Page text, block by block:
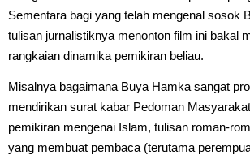
Sementara bagi yang telah mengenal sosok
tulisan jurnalistiknya menonton film ini bakal
rangkaian dinamika pemikiran beliau.
Misalnya bagaimana Buya Hamka sangat
mendirikan surat kabar Pedoman
pemikiran mengenai Islam, tulisan roman-
yang membuat pembaca (terutama